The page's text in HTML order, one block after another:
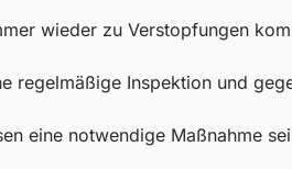
wieder zu Verstopfungen
regelmäßige Inspektion und
eine notwendige Maßnahme